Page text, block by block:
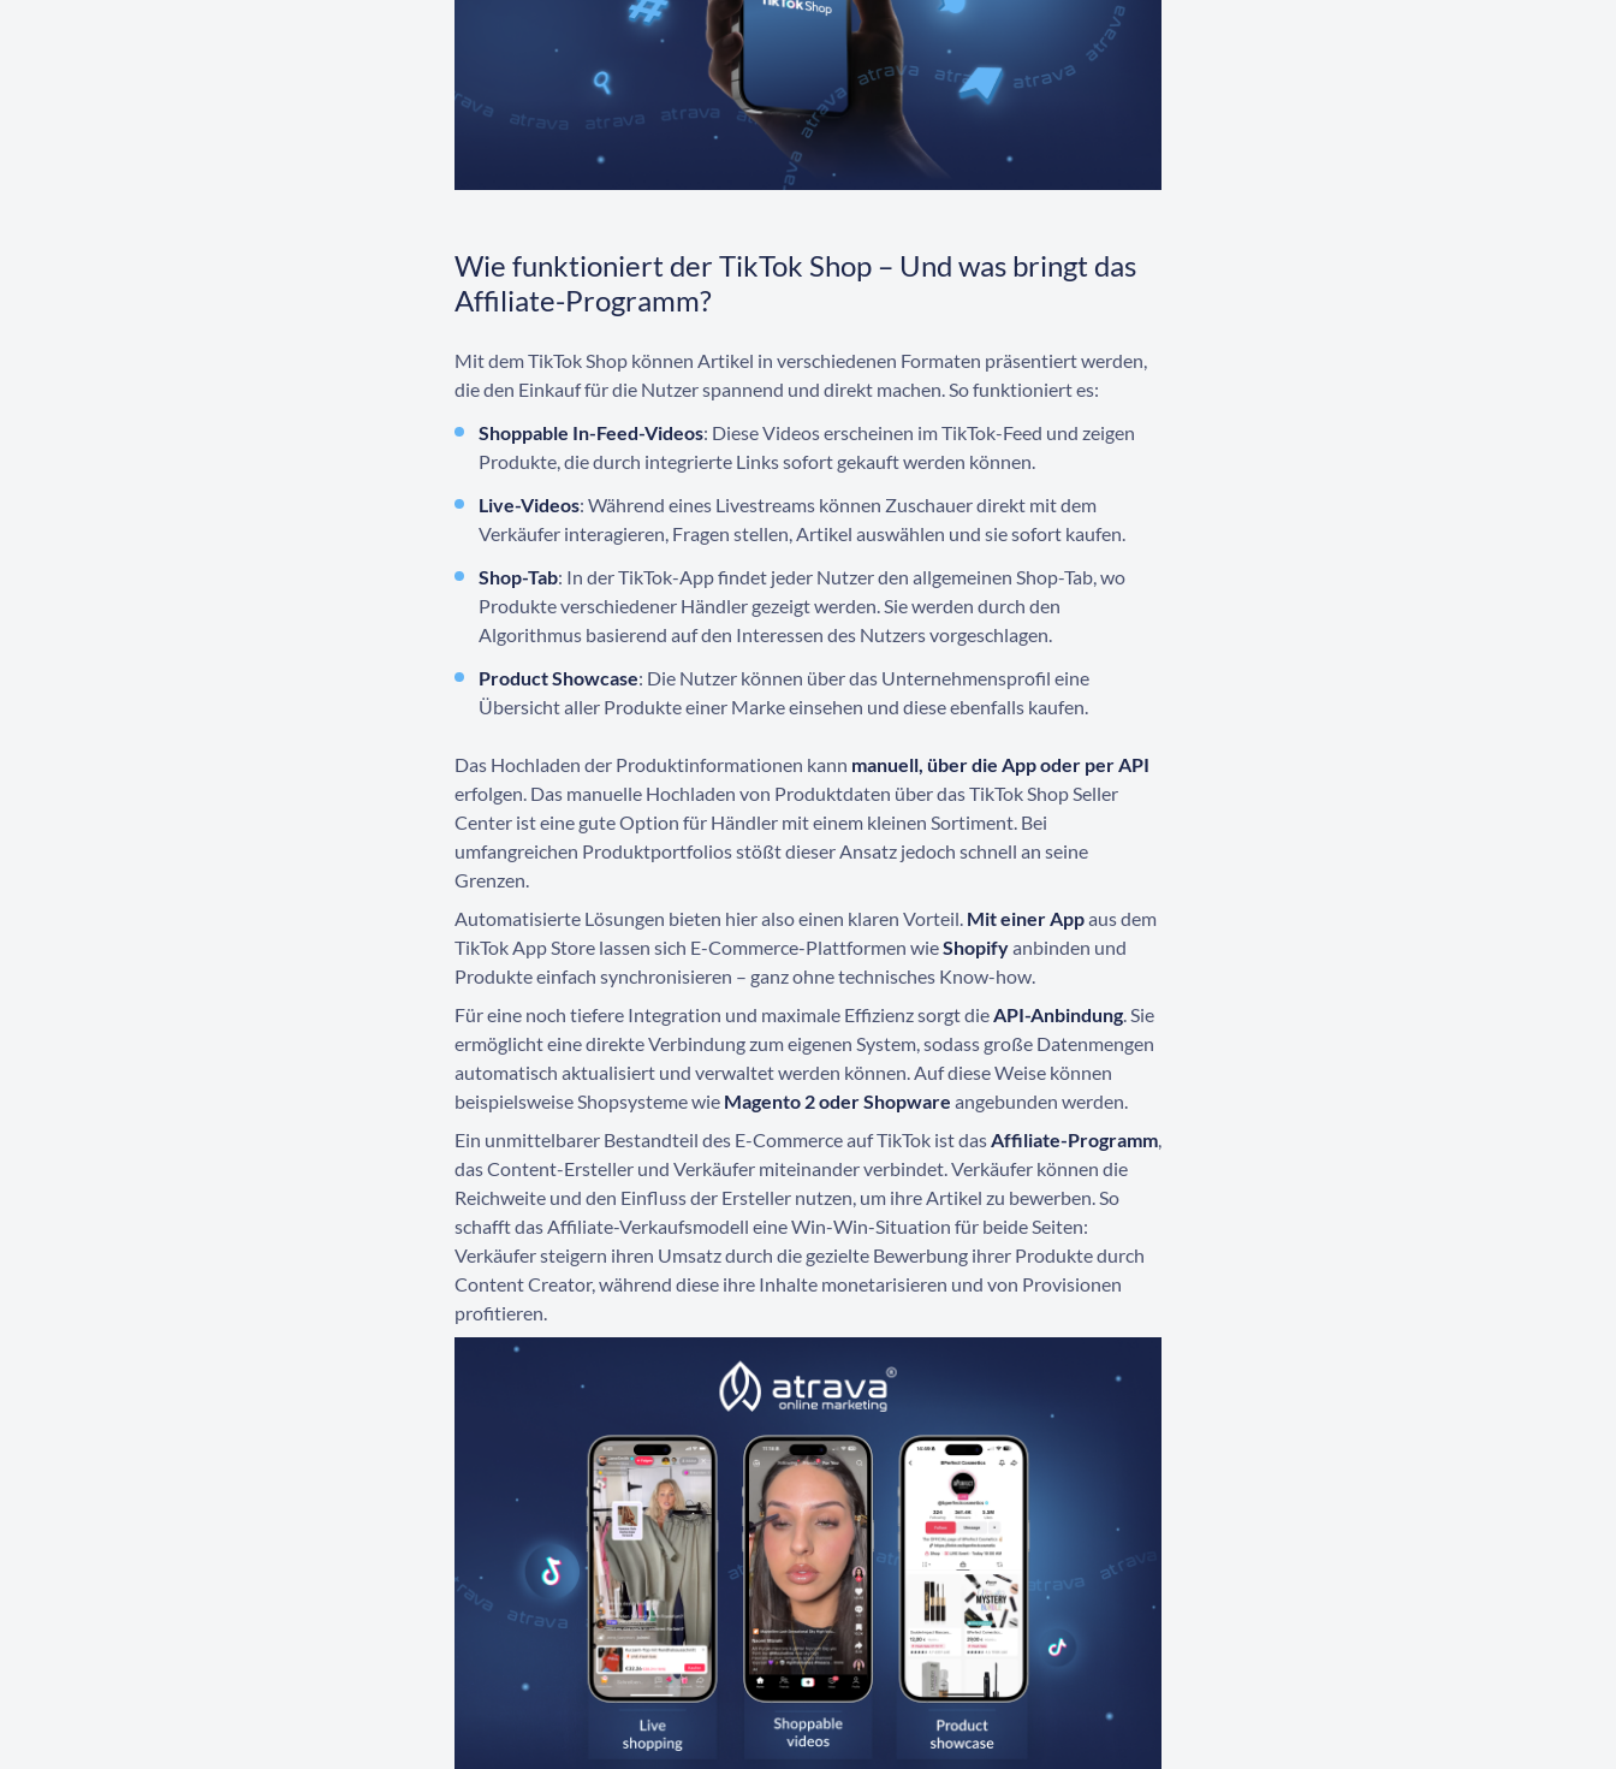
Wie funktioniert der TikTok Shop – Und was bringt das
Affiliate-Programm?
Mit dem TikTok Shop können Artikel in verschiedenen Formaten präsentiert werden,
die den Einkauf für die Nutzer spannend und direkt machen. So funktioniert es:
Shoppable In-Feed-Videos: Diese Videos erscheinen im TikTok-Feed und zeigen
Produkte, die durch integrierte Links sofort gekauft werden können.
Live-Videos: Während eines Livestreams können Zuschauer direkt mit dem
Verkäufer interagieren, Fragen stellen, Artikel auswählen und sie sofort kaufen.
Shop-Tab: In der TikTok-App findet jeder Nutzer den allgemeinen Shop-Tab, wo
Produkte verschiedener Händler gezeigt werden. Sie werden durch den
Algorithmus basierend auf den Interessen des Nutzers vorgeschlagen.
Product Showcase: Die Nutzer können über das Unternehmensprofil eine
Übersicht aller Produkte einer Marke einsehen und diese ebenfalls kaufen.
Das Hochladen der Produktinformationen kann manuell, über die App oder per API
erfolgen. Das manuelle Hochladen von Produktdaten über das TikTok Shop Seller
Center ist eine gute Option für Händler mit einem kleinen Sortiment. Bei
umfangreichen Produktportfolios stößt dieser Ansatz jedoch schnell an seine
Grenzen.
Automatisierte Lösungen bieten hier also einen klaren Vorteil. Mit einer Appaus dem
TikTok App Store lassen sich E-Commerce-Plattformen wieShopifyanbinden und
Produkte einfach synchronisieren – ganz ohne technisches Know-how.
Für eine noch tiefere Integration und maximale Effizienz sorgt dieAPI-Anbindung. Sie
ermöglicht eine direkte Verbindung zum eigenen System, sodass große Datenmengen
automatisch aktualisiert und verwaltet werden können. Auf diese Weise können
beispielsweise Shopsysteme wie Magento 2 oder Shopware angebunden werden.
Ein unmittelbarer Bestandteil des E-Commerce auf TikTok ist dasAffiliate-Programm,
das Content-Ersteller und Verkäufer miteinander verbindet. Verkäufer können die
Reichweite und den Einfluss der Ersteller nutzen, um ihre Artikel zu bewerben. So
schafft das Affiliate-Verkaufsmodell eine Win-Win-Situation für beide Seiten:
Verkäufer steigern ihren Umsatz durch die gezielte Bewerbung ihrer Produkte durch
Content Creator, während diese ihre Inhalte monetarisieren und von Provisionen
profitieren.